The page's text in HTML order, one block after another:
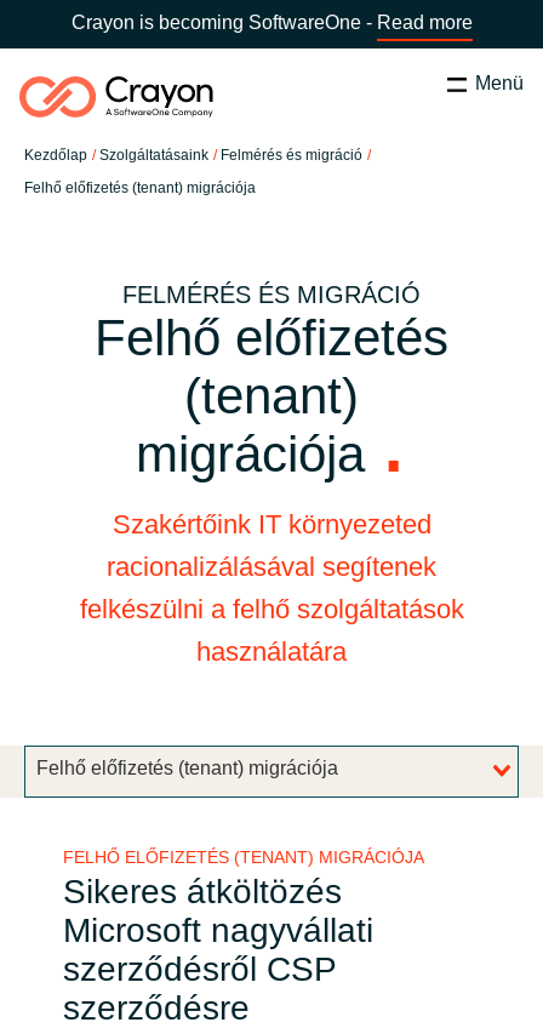
Crayon is becoming SoftwareOne - Read more
Menü
Kezdőlap Szolgáltatásaink
Felmérés és migráció
Felhő előfizetés (tenant) migrációja
Global site
Africa
Australia
Austria
Bulgaria
Czechia
Estonia
France
Germany
Hungary
Keresés Bezárás
Szolgáltatásaink
Tartalmak
Kapcsolatfelvétel
Karrier
Felhő előfizetés
(tenant)
migrációja
FELMÉRÉS ÉS MIGRÁCIÓ
Szakértőink IT környezeted
racionalizálásával segítenek
felkészülni a felhő szolgáltatások
használatára
Felhő előfizetés (tenant) migrációja
FELHŐ ELŐFIZETÉS (TENANT) MIGRÁCIÓJA
Sikeres átköltözés
Microsoft nagyvállati
szerződésről CSP
szerződésre